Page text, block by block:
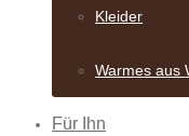
Kleider
Warmes aus
Für Ihn